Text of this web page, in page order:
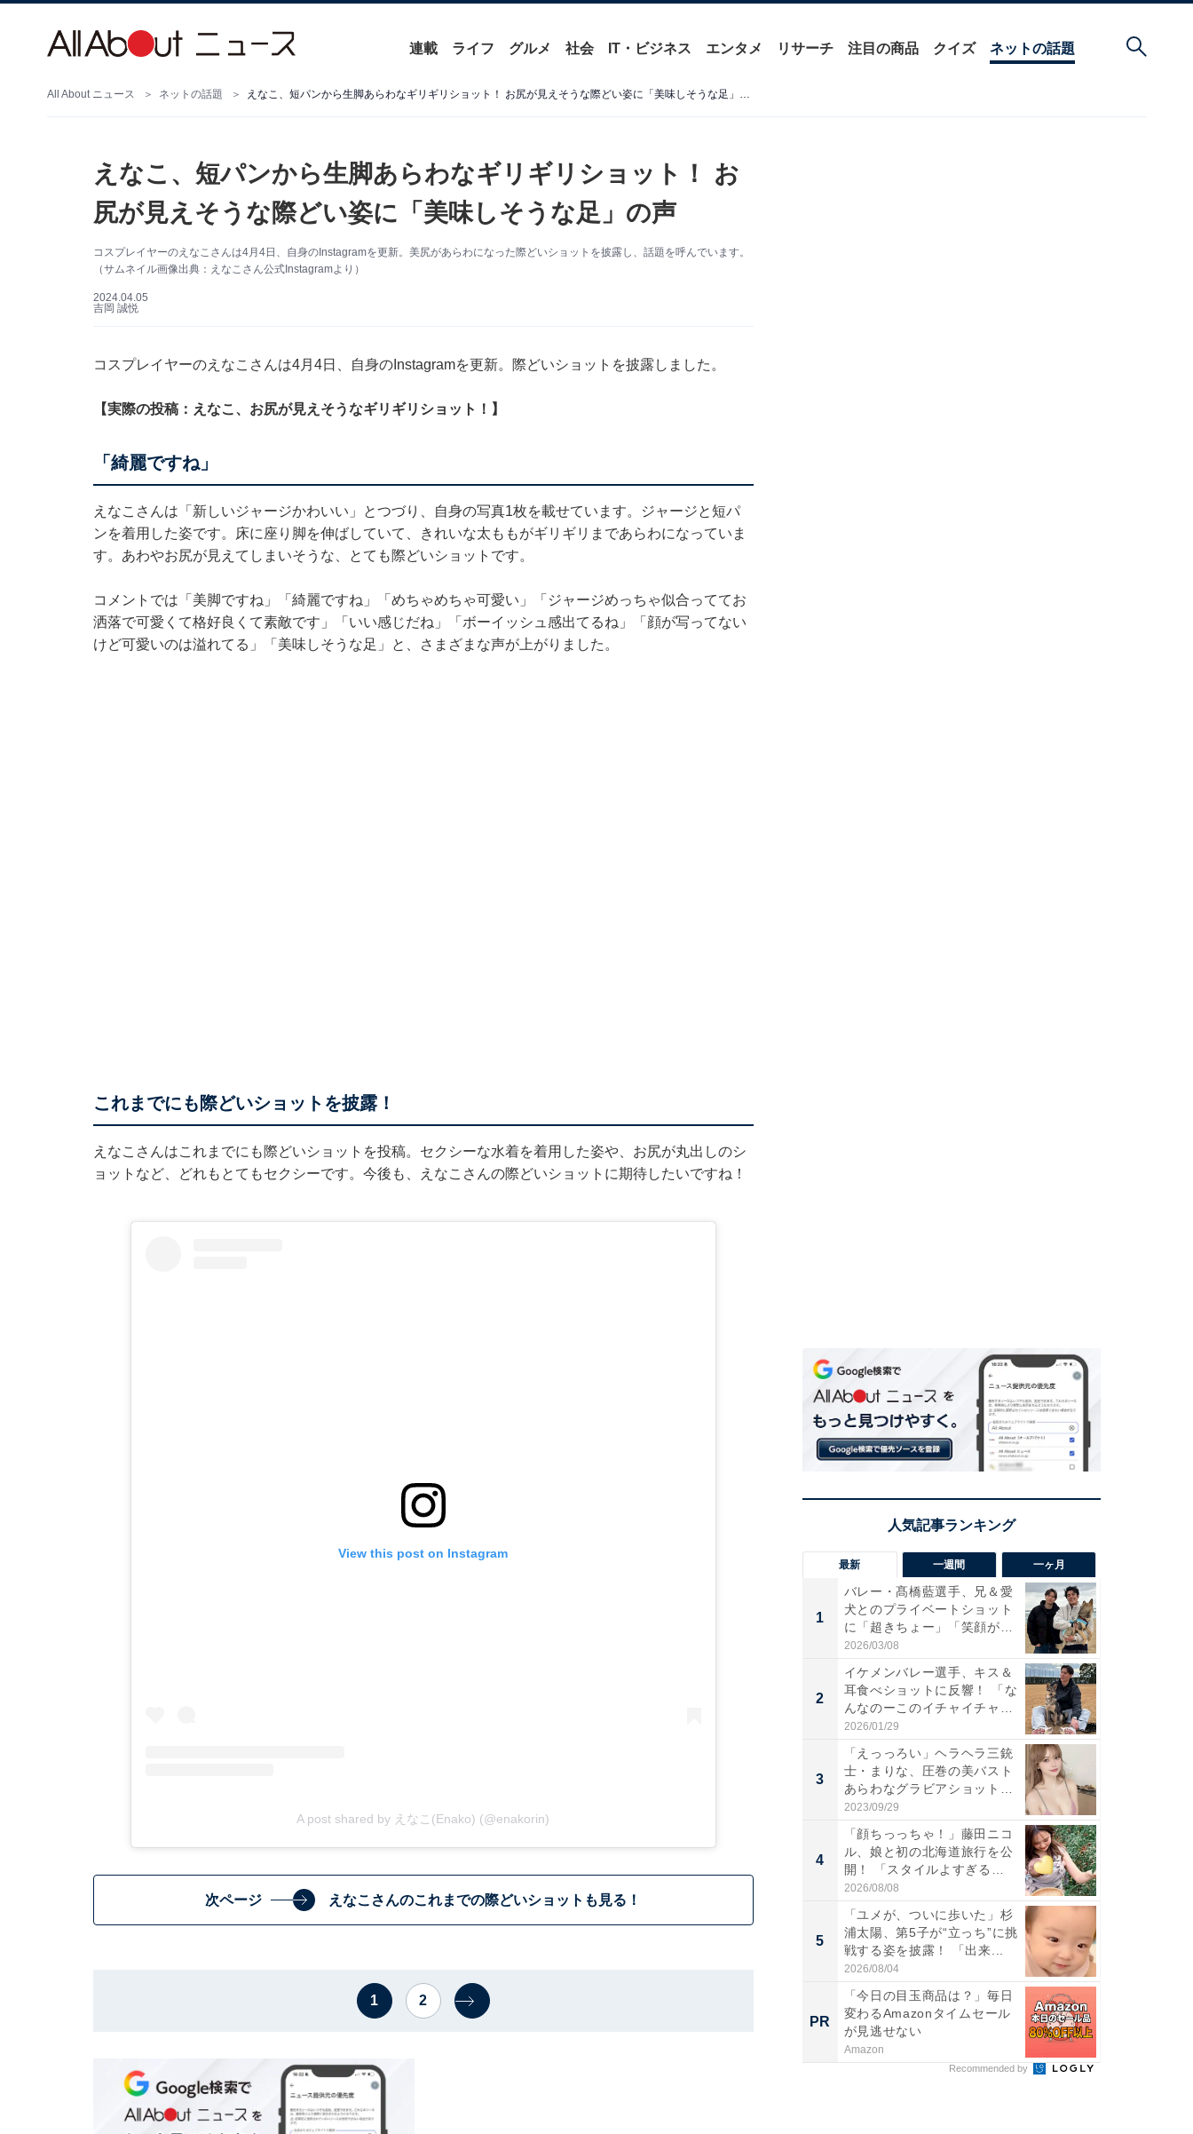
連載 ライフ グルメ 社会 IT・ビジネス エンタメ リサーチ 注目の商品 クイズ ネットの話題
All About ニュース ネットの話題 えなこ、短パンから生脚あらわなギリギリショット！ お尻が見えそうな際どい姿に「美味しそうな足」の声
えなこ、短パンから生脚あらわなギリギリショット！ お
尻が見えそうな際どい姿に「美味しそうな足」の声
コスプレイヤーのえなこさんは4月4日、自身のInstagramを更新。美尻があらわになった際どいショットを披露し、話題を呼んでいます。
（サムネイル画像出典：えなこさん公式Instagramより）
2024.04.05
吉岡 誠悦
コスプレイヤーのえなこさんは4月4日、自身のInstagramを更新。際どいショットを披露しました。
【実際の投稿：えなこ、お尻が見えそうなギリギリショット！】
「綺麗ですね」
えなこさんは「新しいジャージかわいい」とつづり、自身の写真1枚を載せています。ジャージと短パ
ンを着用した姿です。床に座り脚を伸ばしていて、きれいな太ももがギリギリまであらわになっていま
す。あわやお尻が見えてしまいそうな、とても際どいショットです。
コメントでは「美脚ですね」「綺麗ですね」「めちゃめちゃ可愛い」「ジャージめっちゃ似合っててお
洒落で可愛くて格好良くて素敵です」「いい感じだね」「ボーイッシュ感出てるね」「顔が写ってない
けど可愛いのは溢れてる」「美味しそうな足」と、さまざまな声が上がりました。
これまでにも際どいショットを披露！
えなこさんはこれまでにも際どいショットを投稿。セクシーな水着を着用した姿や、お尻が丸出しのシ
ョットなど、どれもとてもセクシーです。今後も、えなこさんの際どいショットに期待したいですね！
View this post on Instagram
A post shared by えなこ(Enako) (@enakorin)
次ページ えなこさんのこれまでの際どいショットも見る！
1 2
最新 一週間 一ヶ月
1
バレー・髙橋藍選手、兄＆愛
犬とのプライベートショット
に「超きちょー」「笑顔が見
れ...
2026/03/08
2
イケメンバレー選手、キス＆
耳食べショットに反響！ 「な
んなのーこのイチャイチャ
感...
2026/01/29
3
「えっっろい」ヘラヘラ三銃
士・まりな、圧巻の美バスト
あらわなグラビアショット公
開...
2023/09/29
4
「顔ちっっちゃ！」藤田ニコ
ル、娘と初の北海道旅行を公
開！ 「スタイルよすぎる
よ〜...
2026/08/08
5
「ユメが、ついに歩いた」杉
浦太陽、第5子が“立っち”に挑
戦する姿を披露！ 「出来...
2026/08/04
PR
「今日の目玉商品は？」毎日
変わるAmazonタイムセール
が見逃せない
Amazon
Recommended by